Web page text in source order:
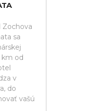
Zochova
sa
km od
v
do
vašú